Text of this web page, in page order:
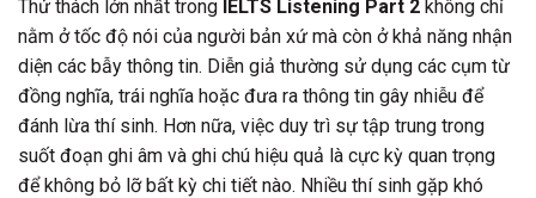
Thử thách lớn nhất trong IELTS Listening Part 2 không chỉ
nằm ở tốc độ nói của người bản xứ mà còn ở khả năng nhận
diện các bẫy thông tin. Diễn giả thường sử dụng các cụm từ
đồng nghĩa, trái nghĩa hoặc đưa ra thông tin gây nhiễu để
đánh lừa thí sinh. Hơn nữa, việc duy trì sự tập trung trong
suốt đoạn ghi âm và ghi chú hiệu quả là cực kỳ quan trọng
để không bỏ lỡ bất kỳ chi tiết nào. Nhiều thí sinh gặp khó